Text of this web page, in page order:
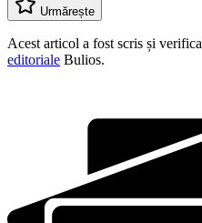
Urmărește
Acest articol a fost scris și
editoriale Bulios.